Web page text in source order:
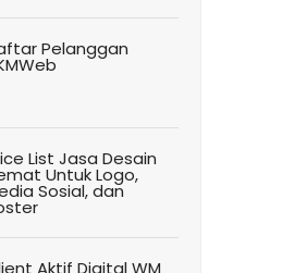
Pelanggan
List Jasa Desain
Untuk Logo,
Sosial, dan
Aktif Digital WM